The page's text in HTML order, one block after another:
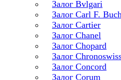
Залог Bvlgari
Залог Carl F.
Залог Cartier
Залог Chanel
Залог Chopard
Залог
Залог Concord
Залог Corum